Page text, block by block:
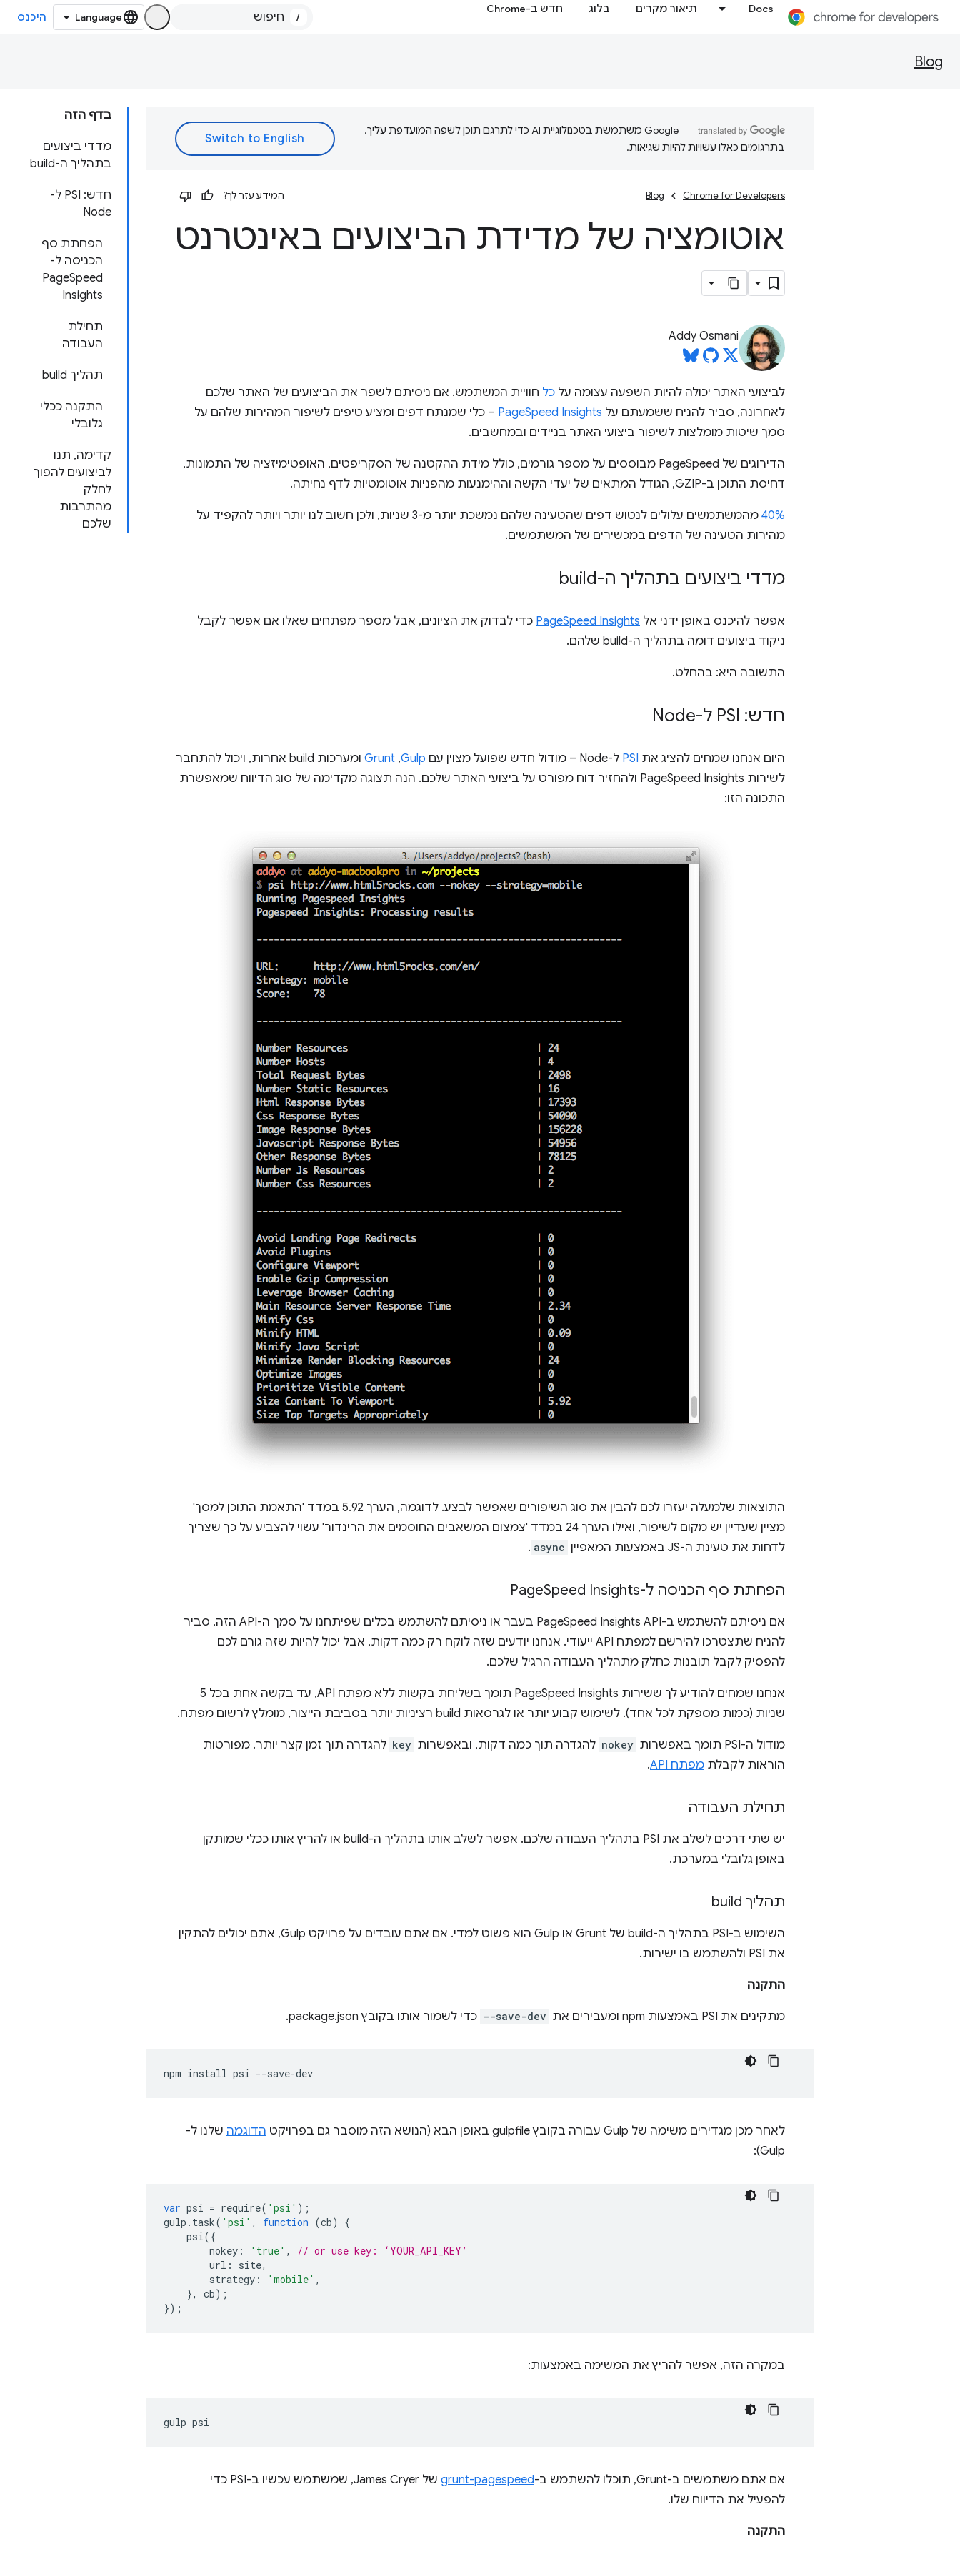
Docs תיאור מקרים בלוג חדש ב-Chrome
/ היכנס
Blog
בדף הזה
מדדי ביצועים
בתהליך ה-build
חדש: PSI ל-
Node
הפחתת סף
הכניסה ל-
PageSpeed
Insights
תחילת
העבודה
תהליך build
התקנה ככלי
גלובלי
קדימה, תנו
לביצועים להפוך
לחלק
מהתרבות
שלכם
‫Google משתמשת בטכנולוגיית AI כדי לתרגם תוכן לשפה המועדפת עליך.
בתרגומים כאלו עשויות להיות שגיאות.
Chrome for Developers
Blog המידע עזר לך?
אוטומציה של מדידת הביצועים באינטרנט
Addy Osmani
לביצועי האתר יכולה להיות השפעה עצומה על כל חוויית המשתמש. אם ניסיתם לשפר את הביצועים של האתר שלכם
לאחרונה, סביר להניח ששמעתם על PageSpeed Insights – כלי שמנתח דפים ומציע טיפים לשיפור המהירות שלהם על
סמך שיטות מומלצות לשיפור ביצועי האתר בניידים ובמחשבים.
הדירוגים של PageSpeed מבוססים על מספר גורמים, כולל מידת ההקטנה של הסקריפטים, האופטימיזציה של התמונות,
דחיסת התוכן ב-GZIP, הגודל המתאים של יעדי הקשה וההימנעות מהפניות אוטומטיות לדף נחיתה.
40%
מהמשתמשים עלולים לנטוש דפים שהטעינה שלהם נמשכת יותר מ-3 שניות, ולכן חשוב לנו יותר ויותר להקפיד על
מהירות הטעינה של הדפים במכשירים של המשתמשים.
מדדי ביצועים בתהליך ה-build
אפשר להיכנס באופן ידני אל PageSpeed Insights כדי לבדוק את הציונים, אבל מספר מפתחים שאלו אם אפשר לקבל
ניקוד ביצועים דומה בתהליך ה-build שלהם.
התשובה היא: בהחלט.
חדש: PSI ל-Node
היום אנחנו שמחים להציג את PSI ל-Node – מודול חדש שפועל מצוין עם Gulp
,‏
Grunt
ומערכות build אחרות, ויכול להתחבר
לשירות PageSpeed Insights ולהחזיר דוח מפורט על ביצועי האתר שלכם. הנה תצוגה מקדימה של סוג הדיווח שמאפשרת
התכונה הזו:
התוצאות שלמעלה יעזרו לכם להבין את סוג השיפורים שאפשר לבצע. לדוגמה, הערך 5.92 במדד 'התאמת התוכן למסך'
מציין שעדיין יש מקום לשיפור, ואילו הערך 24 במדד 'צמצום המשאבים החוסמים את הרינדור' עשוי להצביע על כך שצריך
לדחות את טעינת ה-JS באמצעות המאפיין
async
.
הפחתת סף הכניסה ל-PageSpeed Insights
אם ניסיתם להשתמש ב-PageSpeed Insights API בעבר או ניסיתם להשתמש בכלים שפיתחנו על סמך ה-API הזה, סביר
להניח שתצטרכו להירשם למפתח API ייעודי. אנחנו יודעים שזה לוקח רק כמה דקות, אבל יכול להיות שזה גורם לכם
להפסיק לקבל תובנות כחלק מתהליך העבודה הרגיל שלכם.
אנחנו שמחים להודיע לך ששירות PageSpeed Insights תומך בשליחת בקשות ללא מפתח API, עד בקשה אחת בכל 5
שניות (כמות מספקת לכל אחד). לשימוש קבוע יותר או לגרסאות build רציניות יותר בסביבת הייצור, מומלץ לרשום מפתח.
מודול ה-PSI תומך באפשרות nokey להגדרה תוך כמה דקות, ובאפשרות key להגדרה תוך זמן קצר יותר. מפורטות
הוראות לקבלת מפתח API .
תחילת העבודה
יש שתי דרכים לשלב את PSI בתהליך העבודה שלכם. אפשר לשלב אותו בתהליך ה-build או להריץ אותו ככלי שמותקן
באופן גלובלי במערכת.
תהליך build
השימוש ב-PSI בתהליך ה-build של Grunt או Gulp הוא פשוט למדי. אם אתם עובדים על פרויקט Gulp, אתם יכולים להתקין
את PSI ולהשתמש בו ישירות.
התקנה
מתקינים את PSI באמצעות npm ומעבירים את --save-dev כדי לשמור אותו בקובץ package.json.
npm install psi
לאחר מכן מגדירים משימה של Gulp עבורה בקובץ gulpfile באופן הבא (הנושא הזה מוסבר גם בפרויקט הדוגמה שלנו ל-
Gulp):
var psi = require( 'psi' );
gulp . task( 'psi' , function (cb)
{
psi({
nokey : 'true' ,
// or use key: ‘YOUR_API_KEY’
url : site,
strategy : 'mobile' ,
},
cb);
});
במקרה הזה, אפשר להריץ את המשימה באמצעות:
gulp
אם אתם משתמשים ב-Grunt, תוכלו להשתמש ב- grunt-pagespeed
של James Cryer, שמשתמש עכשיו ב-PSI כדי
להפעיל את הדיווח שלו.
התקנה